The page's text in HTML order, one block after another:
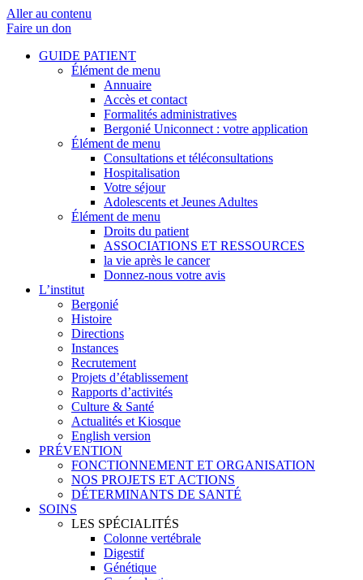
Aller au contenu
Faire un don
GUIDE PATIENT
Élément de menu
Annuaire
Accès et contact
Formalités administratives
Bergonié Uniconnect : votre application
Élément de menu
Consultations et téléconsultations
Hospitalisation
Votre séjour
Adolescents et Jeunes Adultes
Élément de menu
Droits du patient
ASSOCIATIONS ET RESSOURCES
la vie après le cancer
Donnez-nous votre avis
L’institut
Bergonié
Histoire
Directions
Instances
Recrutement
Projets d’établissement
Rapports d’activités
Culture & Santé
Actualités et Kiosque
English version
PRÉVENTION
FONCTIONNEMENT ET ORGANISATION
NOS PROJETS ET ACTIONS
DÉTERMINANTS DE SANTÉ
SOINS
LES SPÉCIALITÉS
Colonne vertébrale
Digestif
Génétique